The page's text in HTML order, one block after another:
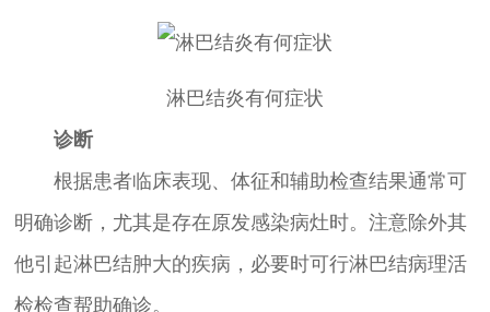
淋巴结炎有何症状
诊断
根据患者临床表现、体征和辅助检查结果通常可
明确诊断，尤其是存在原发感染病灶时。注意除外其
他引起淋巴结肿大的疾病，必要时可行淋巴结病理活
检检查帮助确诊。